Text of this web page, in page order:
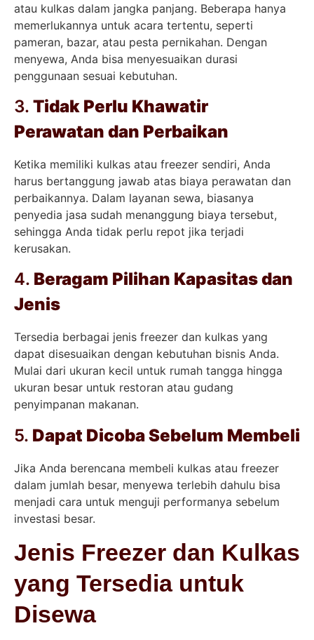
atau kulkas dalam jangka panjang. Beberapa hanya
memerlukannya untuk acara tertentu, seperti
pameran, bazar, atau pesta pernikahan. Dengan
menyewa, Anda bisa menyesuaikan durasi
penggunaan sesuai kebutuhan.
3. Tidak Perlu Khawatir
Perawatan dan Perbaikan
Ketika memiliki kulkas atau freezer sendiri, Anda
harus bertanggung jawab atas biaya perawatan dan
perbaikannya. Dalam layanan sewa, biasanya
penyedia jasa sudah menanggung biaya tersebut,
sehingga Anda tidak perlu repot jika terjadi
kerusakan.
4. Beragam Pilihan Kapasitas dan
Jenis
Tersedia berbagai jenis freezer dan kulkas yang
dapat disesuaikan dengan kebutuhan bisnis Anda.
Mulai dari ukuran kecil untuk rumah tangga hingga
ukuran besar untuk restoran atau gudang
penyimpanan makanan.
5. Dapat Dicoba Sebelum Membeli
Jika Anda berencana membeli kulkas atau freezer
dalam jumlah besar, menyewa terlebih dahulu bisa
menjadi cara untuk menguji performanya sebelum
investasi besar.
Jenis Freezer dan Kulkas
yang Tersedia untuk
Disewa